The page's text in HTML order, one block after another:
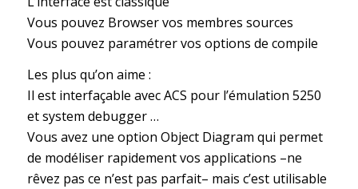
Vous pouvez Browser vos membres sources
Vous pouvez paramétrer vos options de compile
Les plus qu’on aime :
Il est interfaçable avec ACS pour l’émulation 5250
et system debugger …
Vous avez une option Object Diagram qui permet
de modéliser rapidement vos applications –ne
rêvez pas ce n’est pas parfait– mais c’est utilisable